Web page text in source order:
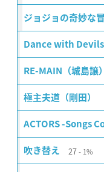
ジョジョの奇妙な
Dance with Devils
RE-MAIN（城島譲）
極主夫道（剛田）
ACTORS -Songs
吹き替え 27 1%